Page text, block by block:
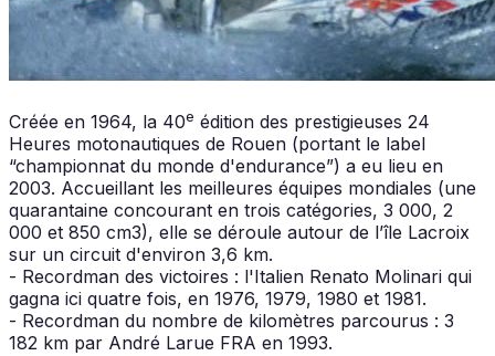
Créée en 1964, la 40e édition des prestigieuses 24
Heures motonautiques de Rouen (portant le label
“championnat du monde d'endurance”) a eu lieu en
2003. Accueillant les meilleures équipes mondiales (une
quarantaine concourant en trois catégories, 3 000, 2
000 et 850 cm3), elle se déroule autour de l’île Lacroix
sur un circuit d'environ 3,6 km.
- Recordman des victoires : l'Italien Renato Molinari qui
gagna ici quatre fois, en 1976, 1979, 1980 et 1981.
- Recordman du nombre de kilomètres parcourus : 3
182 km par André Larue FRA en 1993.